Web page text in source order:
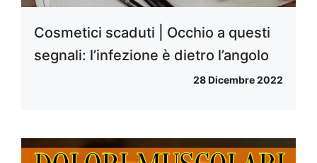
Cosmetici scaduti | Occhio a questi
segnali: l’infezione è dietro l’angolo
28 Dicembre 2022